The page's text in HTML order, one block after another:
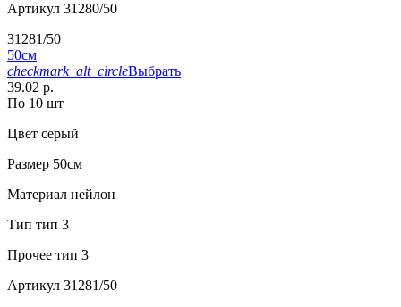
Артикул 31280/50
31281/50
50см
checkmark_alt_circleВыбрать
39.02 р.
По 10 шт
Цвет серый
Размер 50см
Материал нейлон
Тип тип 3
Прочее тип 3
Артикул 31281/50